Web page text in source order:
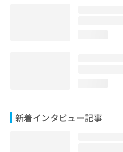
新着インタビュー記事